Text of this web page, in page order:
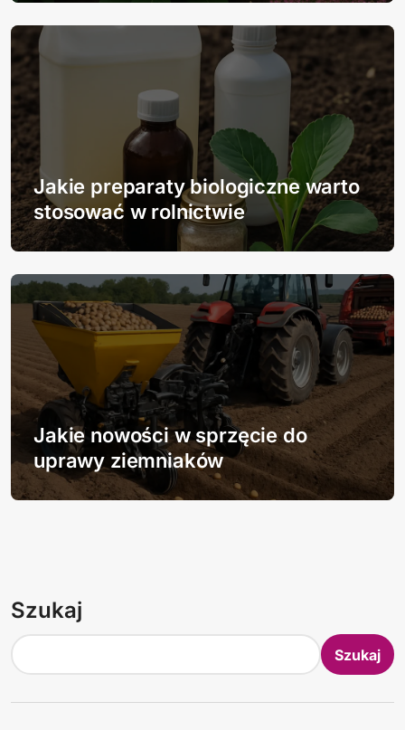
p
i
s
u
Jakie preparaty biologiczne warto
stosować w rolnictwie
Jakie nowości w sprzęcie do
uprawy ziemniaków
Szukaj
Szukaj